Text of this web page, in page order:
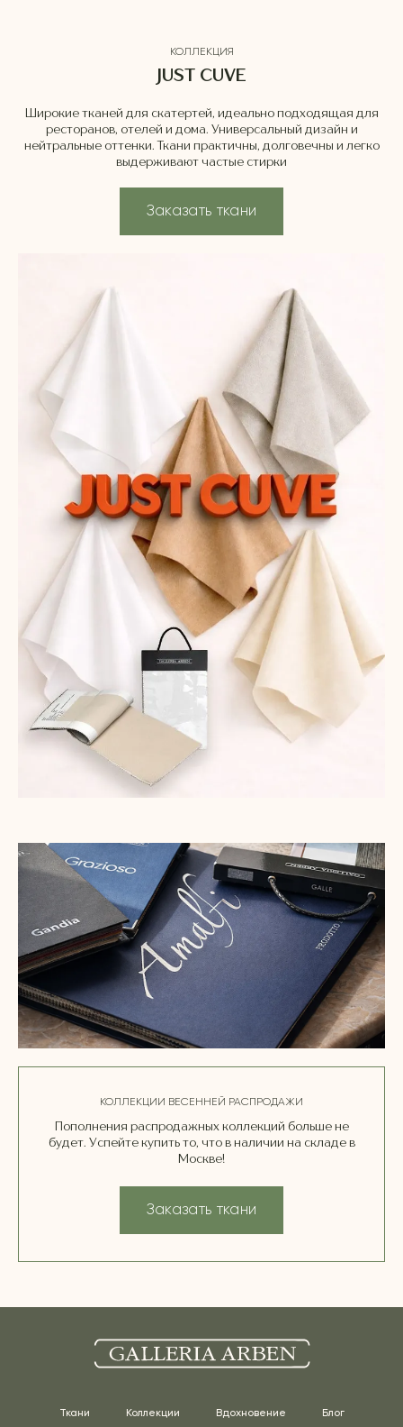
КОЛЛЕКЦИЯ
JUST CUVE
Широкие тканей для скатертей, идеально подходящая для
ресторанов, отелей и дома. Универсальный дизайн и
нейтральные оттенки. Ткани практичны, долговечны и легко
выдерживают частые стирки
Заказать ткани
КОЛЛЕКЦИИ ВЕСЕННЕЙ РАСПРОДАЖИ
Пополнения распродажных коллекций больше не
будет. Успейте купить то, что в наличии на складе в
Москве!
Заказать ткани
Ткани Коллекции Вдохновение Блог